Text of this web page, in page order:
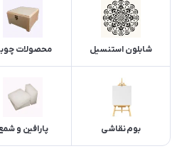
شابلون استنسیل محصولات
بوم نقاشی پارافین و